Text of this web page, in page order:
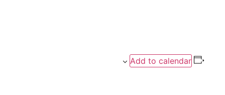
Add to calendar